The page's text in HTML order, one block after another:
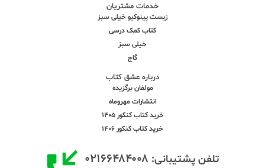
خدمات مشتریان
زیست پینوکیو خیلی سبز
کتاب کمک درسی
خیلی سبز
گاج
درباره عشق کتاب
مولفان برگزیده
انتشارات مهروماه
خرید کتاب کنکور 1405
خرید کتاب کنکور 1406
تلفن پشتیبانی: ۰۲۱۶۶۴۸۴۰۰۸